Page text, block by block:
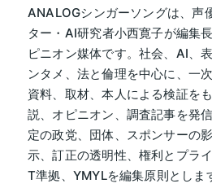
A
N
A
L
O
G
シ
ANALOGシンガーソングは、声
ター・AI研究者小西寛子が編集
ピニオン媒体です。社会、AI、
ンタメ、法と倫理を中心に、一
資料、取材、本人による検証を
説、オピニオン、調査記事を発
定の政党、団体、スポンサーの
示、訂正の透明性、権利とプラ
T準拠、YMYLを編集原則としま